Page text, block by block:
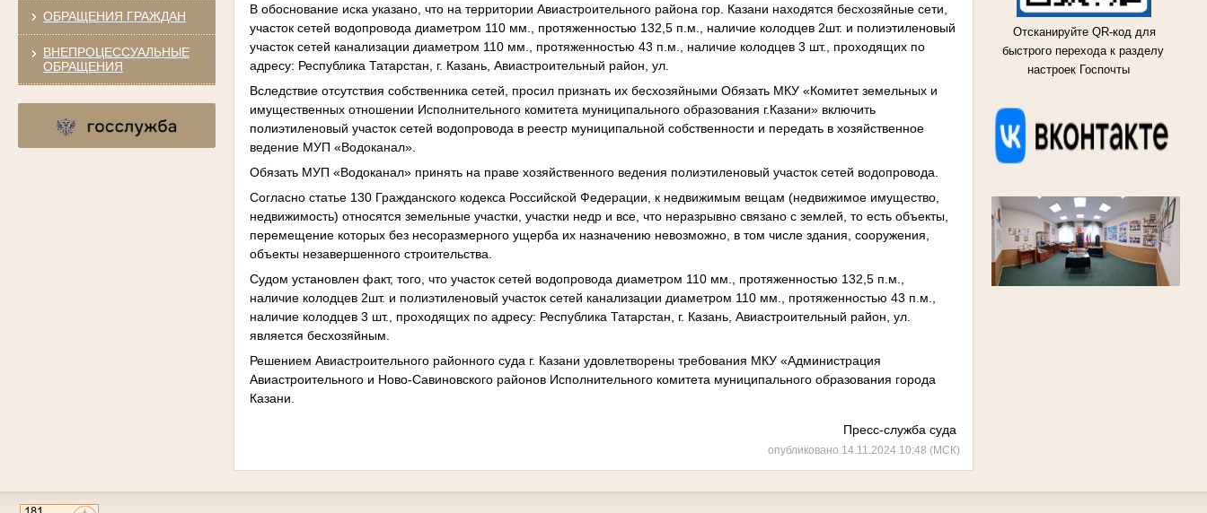
ОБРАЩЕНИЯ ГРАЖДАН
ВНЕПРОЦЕССУАЛЬНЫЕ
ОБРАЩЕНИЯ
Отсканируйте QR-код для
быстрого перехода к разделу
настроек Госпочты
В обоснование иска указано, что на территории Авиастроительного района гор. Казани находятся бесхозяйные сети,
участок сетей водопровода диаметром 110 мм., протяженностью 132,5 п.м., наличие колодцев 2шт. и полиэтиленовый
участок сетей канализации диаметром 110 мм., протяженностью 43 п.м., наличие колодцев 3 шт., проходящих по
адресу: Республика Татарстан, г. Казань, Авиастроительный район, ул.
Вследствие отсутствия собственника сетей, просил признать их бесхозяйными Обязать МКУ «Комитет земельных и
имущественных отношении Исполнительного комитета муниципального образования г.Казани» включить
полиэтиленовый участок сетей водопровода в реестр муниципальной собственности и передать в хозяйственное
ведение МУП «Водоканал».
Обязать МУП «Водоканал» принять на праве хозяйственного ведения полиэтиленовый участок сетей водопровода.
Согласно статье 130 Гражданского кодекса Российской Федерации, к недвижимым вещам (недвижимое имущество,
недвижимость) относятся земельные участки, участки недр и все, что неразрывно связано с землей, то есть объекты,
перемещение которых без несоразмерного ущерба их назначению невозможно, в том числе здания, сооружения,
объекты незавершенного строительства.
Судом установлен факт, того, что участок сетей водопровода диаметром 110 мм., протяженностью 132,5 п.м.,
наличие колодцев 2шт. и полиэтиленовый участок сетей канализации диаметром 110 мм., протяженностью 43 п.м.,
наличие колодцев 3 шт., проходящих по адресу: Республика Татарстан, г. Казань, Авиастроительный район, ул.
является бесхозяйным.
Решением Авиастроительного районного суда г. Казани удовлетворены требования МКУ «Администрация
Авиастроительного и Ново-Савиновского районов Исполнительного комитета муниципального образования города
Казани.
Пресс-служба суда
опубликовано 14.11.2024 10:48 (МСК)